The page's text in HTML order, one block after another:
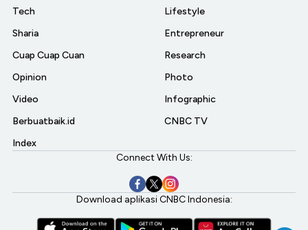
Tech
Sharia
Cuap Cuap Cuan
Opinion
Video
Berbuatbaik.id
Index
Lifestyle
Entrepreneur
Research
Photo
Infographic
CNBC TV
Connect With Us:
Download aplikasi CNBC Indonesia: